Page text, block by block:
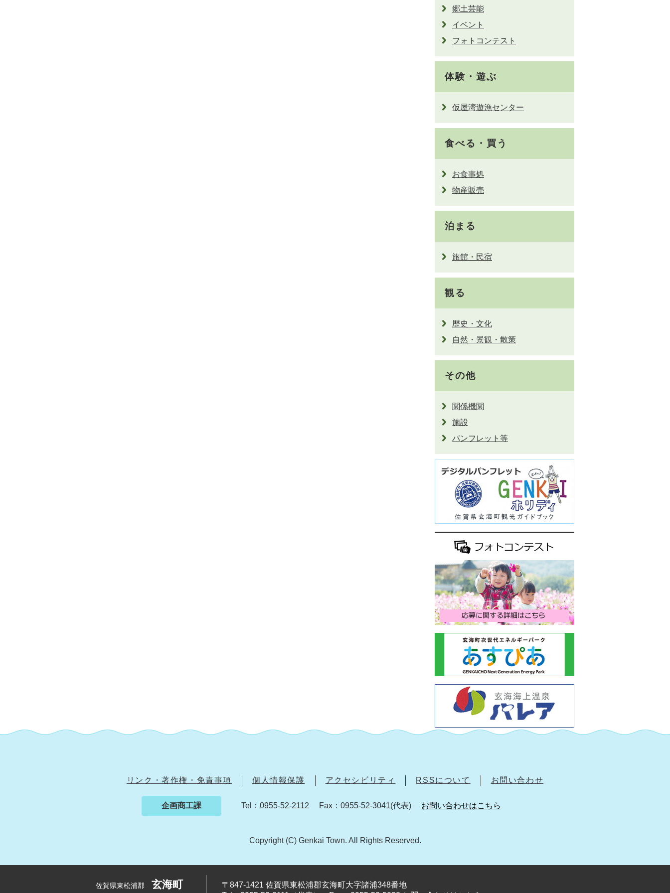
郷土芸能
イベント
フォトコンテスト
体験・遊ぶ
仮屋湾遊漁センター
食べる・買う
お食事処
物産販売
泊まる
旅館・民宿
観る
歴史・文化
自然・景観・散策
その他
関係機関
施設
パンフレット等
リンク・著作権・免責事項 個人情報保護 アクセシビリティ RSSについて お問い合わせ
企画商工課 Tel：0955-52-2112 Fax：0955-52-3041(代表) お問い合わせはこちら
Copyright (C) Genkai Town. All Rights Reserved.
佐賀県東松浦郡 玄海町
〒847-1421 佐賀県東松浦郡玄海町大字諸浦348番地